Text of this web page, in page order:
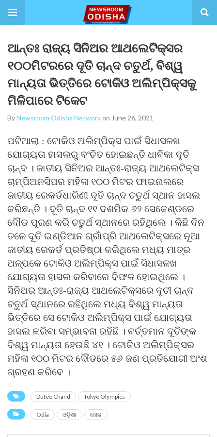
ଆନ୍ତଃ ରାଜ୍ୟ ସିନିଅର ଆଥଲେଟିକ୍ସର
୧୦୦ମିଟରରେ ଦୂତି ଚାନ୍ଦ ଚତୁର୍ଥ, ବିଶ୍ୱ
ମାନ୍ୟତା ଭିତ୍ତିରେ ଟୋକିଓ ଅଲିମ୍ପିକ୍ସକୁ
ମିଳିପାରେ ଟିକେଟ
ByNewsroom Odisha Networkon June 26, 2021
ପଟିଆଲା : ଟୋକିଓ ଅଲିମ୍ପିକ୍ସ ପାଇଁ ସିଧାସଳଖ
ଯୋଗ୍ୟତା ହାସଲରୁ ବଂଚିତ ହୋଇଛନ୍ତି ଧାବିକା ଦୂତି
ଚାନ୍ଦ । ଜାତୀୟ ସିନିଅର ଆନ୍ତଃ-ରାଜ୍ୟ ଆଥଲେଟିକ୍ସ
ଚାମ୍ପିଅନସିପର ମହିଳା ୧୦୦ ମିଟର ଫାଇନାଲରେ
ଜାତୀୟ ରେକର୍ଡଧାରିଣୀ ଦୂତି ଚାନ୍ଦ ଚତୁର୍ଥ ସ୍ଥାନ ହାସଲ
କରିଛନ୍ତି । ଦୂତି ଚାନ୍ଦ ୧୧ ଦଶମିକ ୬୨ ସେକେଣ୍ଡରେ
ଦୌଡ ପୂରଣ କରି ଚତୁର୍ଥ ସ୍ଥାନରେ ରହିଥିଲେ । କିଛି ଦିନ
ତଳେ ଦୂତି ଇଣ୍ଡିଆନ ଗ୍ରାଁପ୍ରି ଆଥଲେଟିକ୍ସରେ ନୂଆ
ଜାତୀୟ ରେକର୍ଡ ପ୍ରତିଷ୍ଠା କରିଥିଲେ ମଧ୍ୟ ମାତ୍ର
ଅଳ୍ପକେ ଟୋକିଓ ଅଲିମ୍ପିକ୍ସ ପାଇଁ ସିଧାସଳଖ
ଯୋଗ୍ୟତା ହାସଲ କରିବାରେ ବିଫଳ ହୋଇଥିଲେ ।
ସିନିଅର ଆନ୍ତଃ-ରାଜ୍ୟ ଆଥଲେଟିକ୍ସରେ ଦୂତୀ ଚାନ୍ଦ
ଚତୁର୍ଥ ସ୍ଥାନରେ ରହିଥିଲେ ମଧ୍ୟ ବିଶ୍ୱ ମାନ୍ୟତା
ଭିତ୍ତିରେ ସେ ଟୋକିଓ ଅଲିମ୍ପିକ୍ସ ପାଇଁ ଯୋଗ୍ୟତା
ହାସଲ କରିବା ସମ୍ଭାବନା ରହିଛି । ବର୍ତ୍ତମାନ ଦୂତିଙ୍କ
ବିଶ୍ୱ ମାନ୍ୟତା ହେଉଛି ୪୧ । ଟୋକିଓ ଅଲିମ୍ପିକ୍ସର
ମହିଳା ୧୦୦ ମିଟର ଦୌଡରେ ୫୬ ଜଣ ପ୍ରତିଯୋଗୀ ଅଂଶ
ଗ୍ରହଣ କରିବେ ।
Dutee Chand Tokyo Olympics
Odia ଓଡ଼ିଶା ଖେଳ